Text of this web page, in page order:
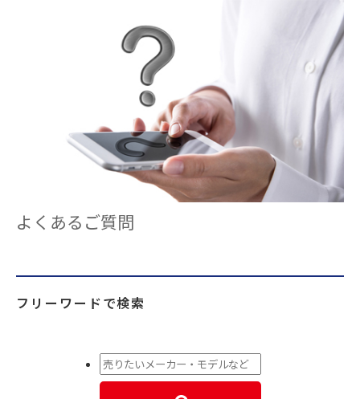
よくあるご質問
フリーワードで検索